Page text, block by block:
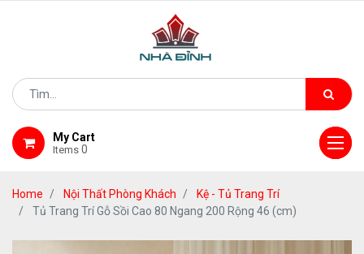
My Cart
Items 0
Home Nội Thất Phòng Khách
Kệ - Tủ Trang Trí
Tủ Trang Trí Gỗ Sồi Cao 80 Ngang 200 Rộng 46 (cm)